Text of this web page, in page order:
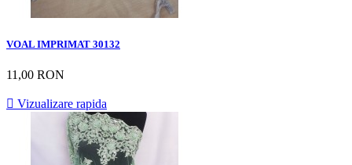
VOAL IMPRIMAT 30132
11,00 RON
 Vizualizare rapida